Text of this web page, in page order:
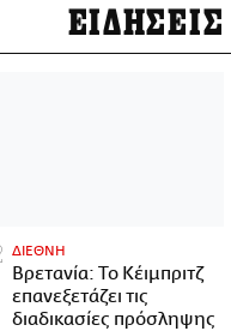
ΕΙΔΗΣΕΙΣ
ΔΙΕΘΝΗ
Βρετανία: Το Κέιμπριτζ
επανεξετάζει τις
διαδικασίες πρόσληψης